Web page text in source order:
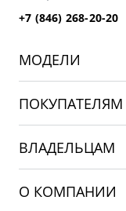
+7 (846) 268-20-20
МОДЕЛИ
EX5
PREFACE
CITYRAY
ПОКУПАТЕЛЯМ
ВЛАДЕЛЬЦАМ
О КОМПАНИИ